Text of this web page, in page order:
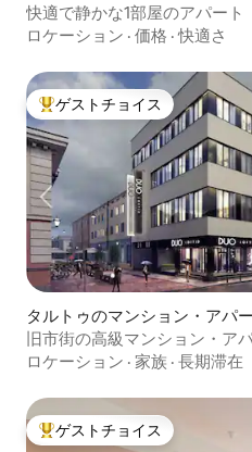
快適で静かな1部屋のアパート
ロケーション · 価格 ·快適さ
大好評のゲストチョイスです。
ゲストチョイス
タルトゥのマンション・アパ
旧市街の高級マンション・ア
ロケーション · 家族 · 長期滞在
大好評のゲストチョイスです。
ゲストチョイス